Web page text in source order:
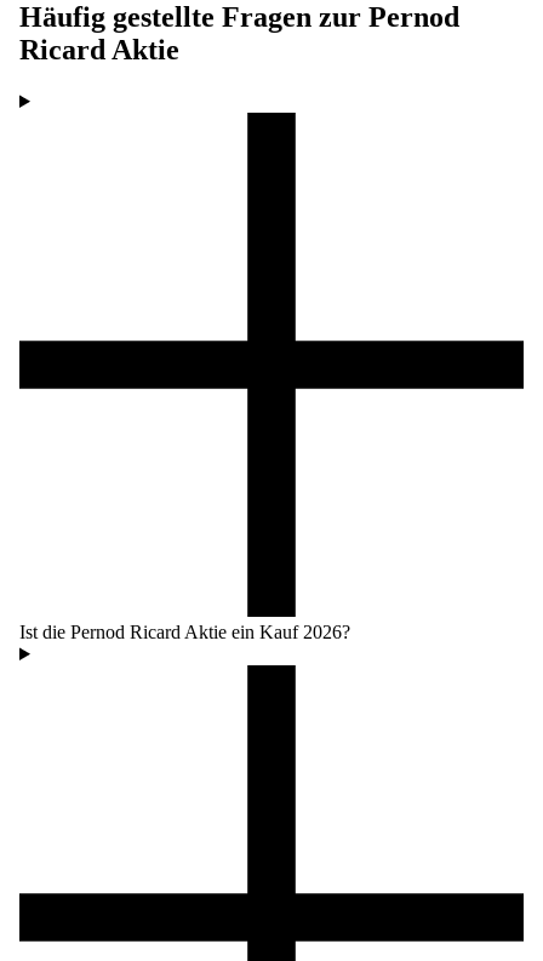
Häufig gestellte Fragen zur Pernod
Ricard Aktie
Ist die Pernod Ricard Aktie ein Kauf 2026?